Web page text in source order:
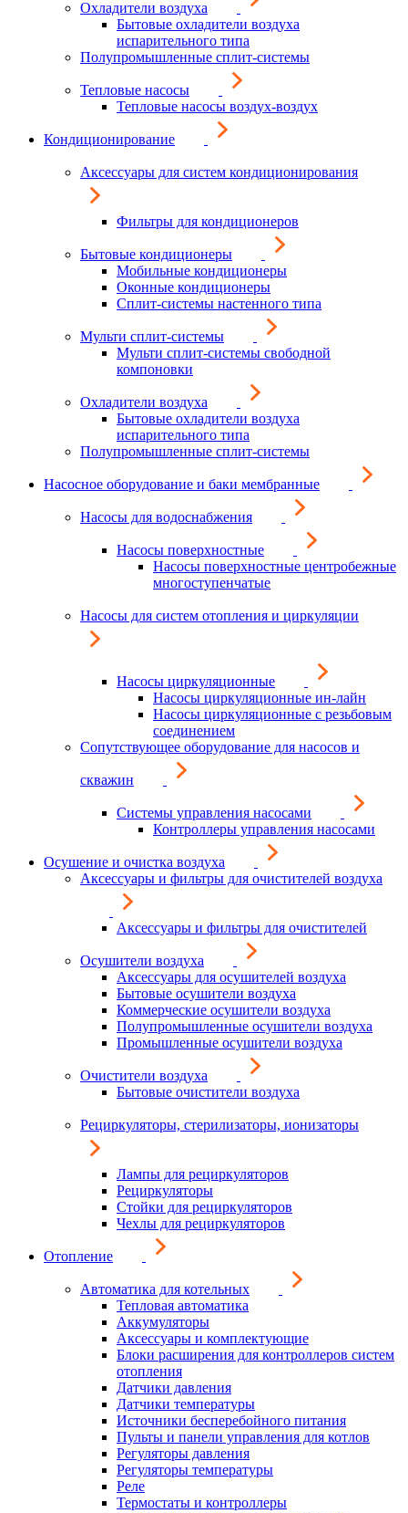
Охладители воздуха
Бытовые охладители воздуха
испарительного типа
Полупромышленные сплит-системы
Тепловые насосы
Тепловые насосы воздух-воздух
Кондиционирование
Аксессуары для систем кондиционирования
Фильтры для кондиционеров
Бытовые кондиционеры
Мобильные кондиционеры
Оконные кондиционеры
Сплит-системы настенного типа
Мульти сплит-системы
Мульти сплит-системы свободной
компоновки
Охладители воздуха
Бытовые охладители воздуха
испарительного типа
Полупромышленные сплит-системы
Насосное оборудование и баки мембранные
Насосы для водоснабжения
Насосы поверхностные
Насосы поверхностные центробежные
многоступенчатые
Насосы для систем отопления и циркуляции
Насосы циркуляционные
Насосы циркуляционные ин-лайн
Насосы циркуляционные с резьбовым
соединением
Сопутствующее оборудование для насосов и
скважин
Системы управления насосами
Контроллеры управления насосами
Осушение и очистка воздуха
Аксессуары и фильтры для очистителей воздуха
Аксессуары и фильтры для очистителей
Осушители воздуха
Аксессуары для осушителей воздуха
Бытовые осушители воздуха
Коммерческие осушители воздуха
Полупромышленные осушители воздуха
Промышленные осушители воздуха
Очистители воздуха
Бытовые очистители воздуха
Рециркуляторы, стерилизаторы, ионизаторы
Лампы для рециркуляторов
Рециркуляторы
Стойки для рециркуляторов
Чехлы для рециркуляторов
Отопление
Автоматика для котельных
Тепловая автоматика
Аккумуляторы
Аксессуары и комплектующие
Блоки расширения для контроллеров систем
отопления
Датчики давления
Датчики температуры
Источники бесперебойного питания
Пульты и панели управления для котлов
Регуляторы давления
Регуляторы температуры
Реле
Термостаты и контроллеры